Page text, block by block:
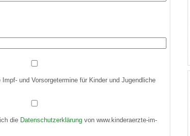
und Vorsorgetermine für Kinder und Jugendliche
die Datenschutzerklärung von www.kinderaerzte-im-